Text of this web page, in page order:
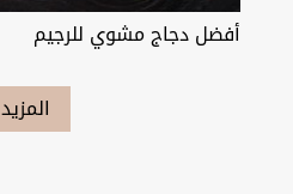
أفضل دجاج مشوي للرجيم
المزيد